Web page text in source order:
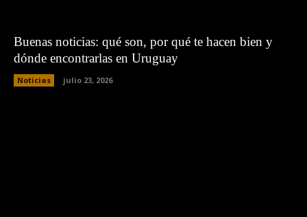
Buenas noticias: qué son, por qué te hacen bien y
dónde encontrarlas en Uruguay
Noticias julio 23, 2026